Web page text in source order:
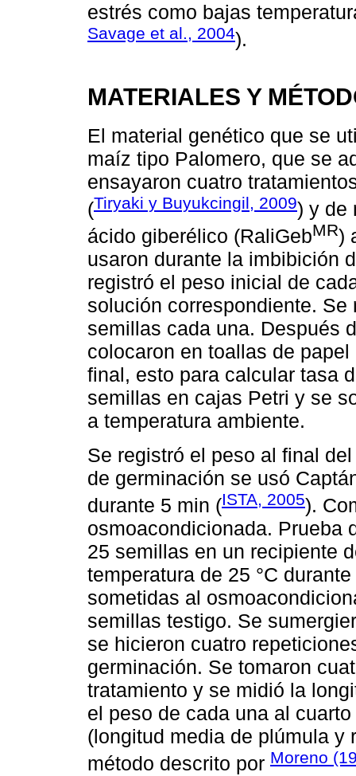
estrés como bajas
Savage et al., 2004).
MATERIALES Y
El material genético que se
maíz tipo Palomero, que se
ensayaron cuatro
(Tiryaki y Buyukcingil, 2009) y de
ácido giberélico (RaliGebMR)
usaron durante la imbibición
registró el peso inicial de
solución correspondiente.
semillas cada una. Después
colocaron en toallas de
final, esto para calcular tasa
semillas en cajas Petri y se
a temperatura ambiente.
Se registró el peso al final
de germinación se usó
durante 5 min (ISTA, 2005).
osmoacondicionada. Prueba
25 semillas en un recipiente
temperatura de 25 °C
sometidas al
semillas testigo. Se
se hicieron cuatro
germinación. Se tomaron
tratamiento y se midió la
el peso de cada una al
(longitud media de plúmula y
método descrito por Moreno